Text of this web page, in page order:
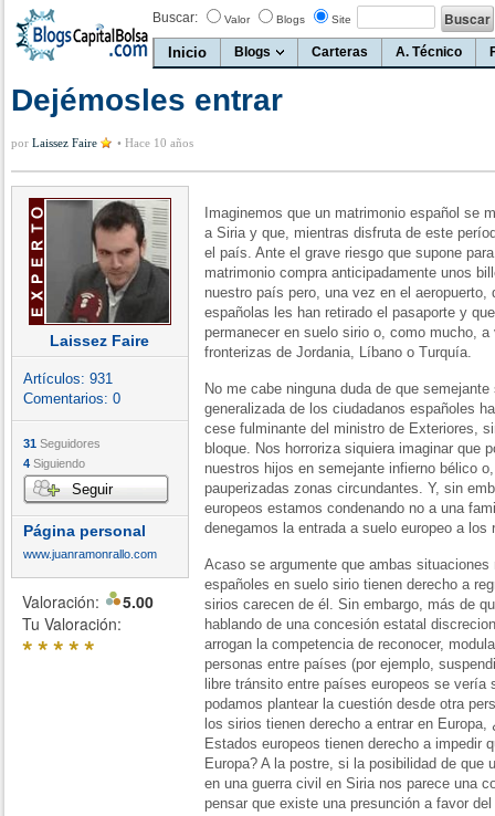
Buscar: Valor Blogs Site
Inicio Blogs Carteras A. Técnico
Dejémosles entrar
por Laissez Faire • Hace 10 años
Laissez Faire
Artículos: 931
Comentarios: 0
31 Seguidores
4 Siguiendo
Seguir
Página personal
www.juanramonrallo.com
Valoración:
5.00
Tu Valoración:
*****
Imaginemos que un matrimonio español se
a Siria y que, mientras disfruta de este
el país. Ante el grave riesgo que supone
matrimonio compra anticipadamente unos
nuestro país pero, una vez en el aeropuerto,
españolas les han retirado el pasaporte y
permanecer en suelo sirio o, como mucho,
fronterizas de Jordania, Líbano o Turquía.
No me cabe ninguna duda de que
generalizada de los ciudadanos españoles
cese fulminante del ministro de Exteriores,
bloque. Nos horroriza siquiera imaginar que
nuestros hijos en semejante infierno bélico
pauperizadas zonas circundantes. Y, sin
europeos estamos condenando no a una
denegamos la entrada a suelo europeo a
Acaso se argumente que ambas
españoles en suelo sirio tienen derecho a
sirios carecen de él. Sin embargo, más de
hablando de una concesión estatal
arrogan la competencia de reconocer,
personas entre países (por ejemplo,
libre tránsito entre países europeos se vería
podamos plantear la cuestión desde otra
los sirios tienen derecho a entrar en
Estados europeos tienen derecho a impedir
Europa? A la postre, si la posibilidad de que
en una guerra civil en Siria nos parece una
pensar que existe una presunción a favor